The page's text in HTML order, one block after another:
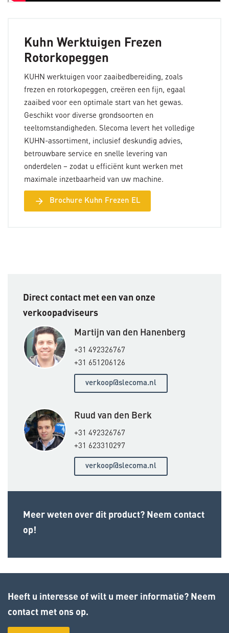
Kuhn Werktuigen Frezen
Rotorkopeggen
KUHN werktuigen voor zaaibedbereiding, zoals
frezen en rotorkopeggen, creëren een fijn, egaal
zaaibed voor een optimale start van het gewas.
Geschikt voor diverse grondsoorten en
teeltomstandigheden. Slecoma levert het volledige
KUHN-assortiment, inclusief deskundig advies,
betrouwbare service en snelle levering van
onderdelen – zodat u efficiënt kunt werken met
maximale inzetbaarheid van uw machine.
arrow_forward Brochure Kuhn Frezen EL
Meer weten over dit product? Neem contact
op!
Direct contact met een van onze
verkoopadviseurs
Martijn van den Hanenberg
+31 492326767
+31 651206126
verkoop@slecoma.nl
Ruud van den Berk
+31 492326767
+31 623310297
verkoop@slecoma.nl
Heeft u interesse of wilt u meer informatie? Neem
contact met ons op.